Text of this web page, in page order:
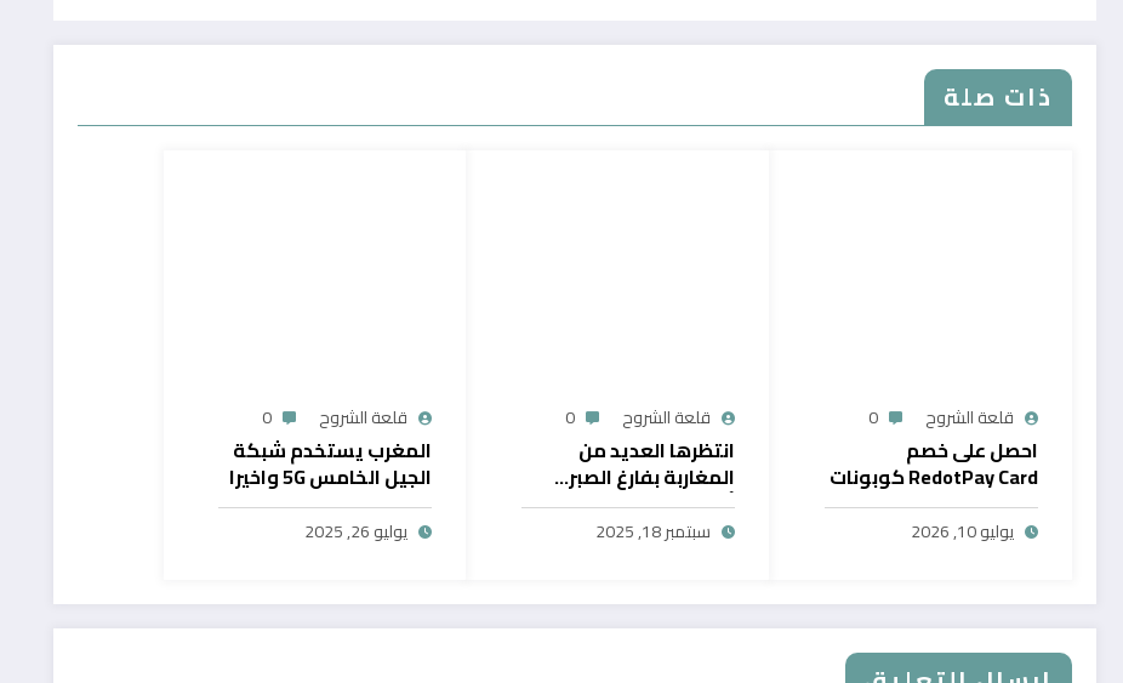
ذات صلة
قلعة الشروح 0
احصل على خصم
RedotPay Card كوبونات
حصرية
يوليو 10, 2026
قلعة الشروح 0
انتظرها العديد من
المغاربة بفارغ الصبر…
أول خدمة رقمية تتيح
سحب الرصيد من بايبال
سبتمبر 18, 2025
قلعة الشروح 0
المغرب يستخدم شبكة
الجيل الخامس 5G واخيرا
يوليو 26, 2025